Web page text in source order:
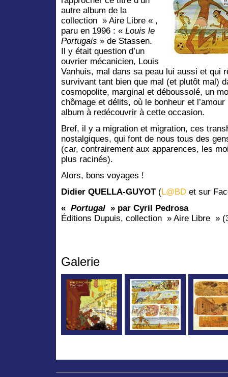
autre album de la
collection » Aire Libre « ,
paru en 1996 : « Louis le
Portugais » de Stassen.
Il y était question d’un
ouvrier mécanicien, Louis
Vanhuis, mal dans sa peau lui aussi et qui
survivant tant bien que mal (et plutôt mal)
cosmopolite, marginal et déboussolé, un
chômage et délits, où le bonheur et
album à redécouvrir à cette occasion.
Bref, il y a migration et migration, ces
nostalgiques, qui font de nous tous des
(car, contrairement aux apparences, les
plus racinés).
Alors, bons voyages !
Didier QUELLA-GUYOT(L@BD et sur
« Portugal » par Cyril Pedrosa
Éditions Dupuis, collection » Aire Libre »
Galerie